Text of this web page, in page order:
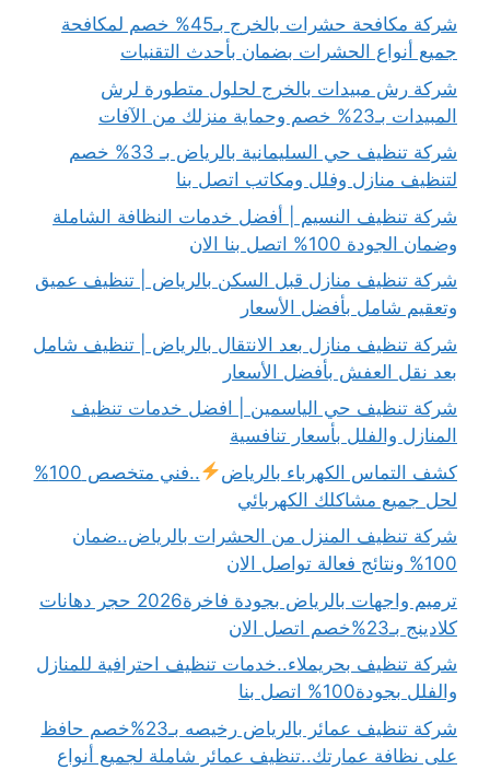
شركة مكافحة حشرات بالخرج بـ45% خصم لمكافحة
جميع أنواع الحشرات بضمان بأحدث التقنيات
شركة رش مبيدات بالخرج لحلول متطورة لرش
المبيدات بـ23% خصم وحماية منزلك من الآفات
شركة تنظيف حي السليمانية بالرياض بـ 33% خصم
لتنظيف منازل وفلل ومكاتب اتصل بنا
شركة تنظيف النسيم | أفضل خدمات النظافة الشاملة
وضمان الجودة 100% اتصل بنا الان
شركة تنظيف منازل قبل السكن بالرياض | تنظيف عميق
وتعقيم شامل بأفضل الأسعار
شركة تنظيف منازل بعد الانتقال بالرياض | تنظيف شامل
بعد نقل العفش بأفضل الأسعار
شركة تنظيف حي الياسمين | افضل خدمات تنظيف
المنازل والفلل بأسعار تنافسية
كشف التماس الكهرباء بالرياض
..فني متخصص 100%
لحل جميع مشاكلك الكهربائي
شركة تنظيف المنزل من الحشرات بالرياض..ضمان
100% ونتائج فعالة تواصل الان
ترميم واجهات بالرياض بجودة فاخرة2026 حجر دهانات
كلادينج بـ23%خصم اتصل الان
شركة تنظيف بحريملاء..خدمات تنظيف احترافية للمنازل
والفلل بجودة100% اتصل بنا
شركة تنظيف عمائر بالرياض رخيصه بـ23%خصم حافظ
على نظافة عمارتك..تنظيف عمائر شاملة لجميع أنواع